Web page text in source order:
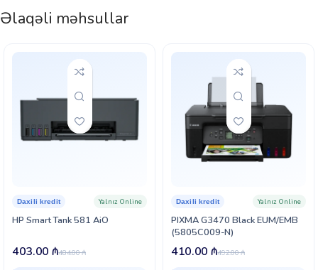
Əlaqəli məhsullar
HP Smart Tank 581 AiO
Daxili kredit Yalnız Online
484.00₼
403.00 ₼
PIXMA G3470 Black EUM/EMB
(5805C009-N)
Daxili kredit Yalnız Online
492.00₼
410.00 ₼